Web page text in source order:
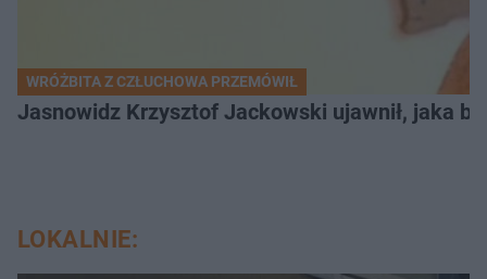
WRÓŻBITA Z CZŁUCHOWA PRZEMÓWIŁ
Jasnowidz Krzysztof Jackowski ujawnił, jaka
LOKALNIE: